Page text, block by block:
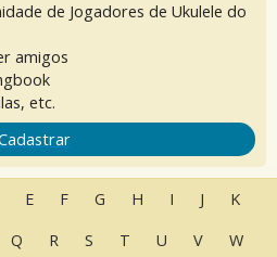
de Jogadores de Ukulele do
amigos
etc.
E F G H I J
K
Q R S T U V W